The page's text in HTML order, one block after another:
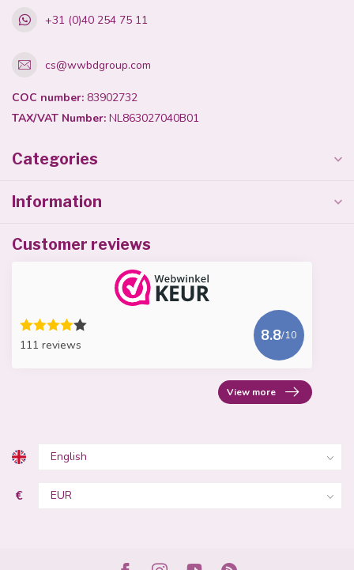
+31 (0)40 254 75 11
cs@wwbdgroup.com
COC number: 83902732
TAX/VAT Number: NL863027040B01
Categories
Information
Customer reviews
111 reviews
8.8/10
View more
€